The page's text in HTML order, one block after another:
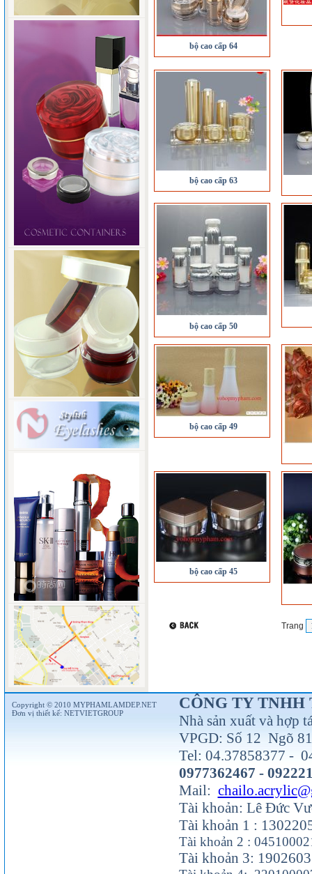
bộ cao cấp 64
bộ cao cấp 63
bộ cao cấp 50
bộ cao cấp 49
bộ cao cấp 45
Trang
Copyright © 2010 MYPHAMLAMDEP.NET
Đơn vị thiết kế: NETVIETGROUP
CÔNG TY
Nhà sản xuất và hợp
VPGD: Số 12 Ngõ
Tel: 04.37858377 -
0977362467 -
Mail:
Tài khoản: Lê Đức
Tài khoản 1 :
Tài khoản 2 :
Tài khoản 3: